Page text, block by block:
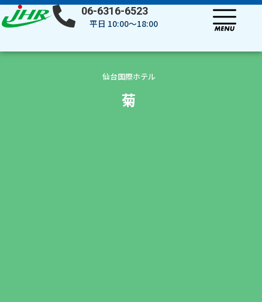
内
容
キ
06-6316-6523
平日 10:00～18:00
仙台国際ホテル
菊